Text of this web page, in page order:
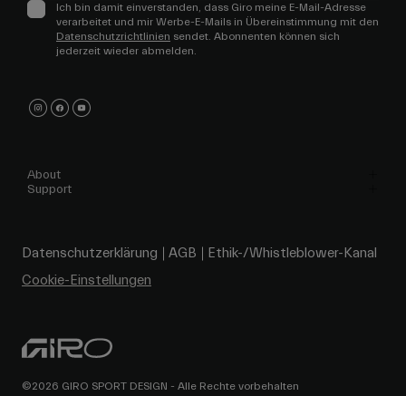
Ich bin damit einverstanden, dass Giro meine E-Mail-Adresse
verarbeitet und mir Werbe-E-Mails in Übereinstimmung mit den
Datenschutzrichtlinien sendet. Abonnenten können sich
jederzeit wieder abmelden.
About
Support
Datenschutzerklärung AGB
Ethik-/Whistleblower-Kanal
Cookie-Einstellungen
©2026 GIRO SPORT DESIGN - Alle Rechte vorbehalten